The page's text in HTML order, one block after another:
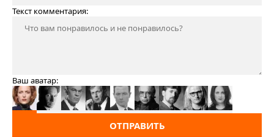
Текст комментария:
Ваш аватар:
ОТПРАВИТЬ